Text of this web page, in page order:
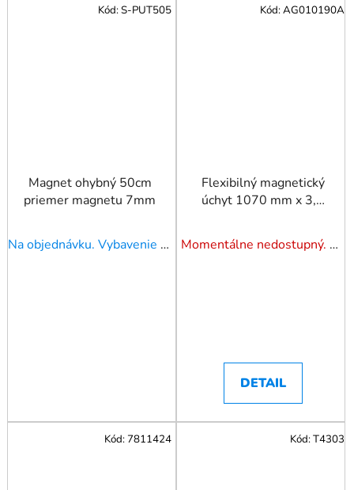
Magnet ohybný 50cm
priemer magnetu 7mm
Na objednávku. Vybavenie 7-10 prac. dní.
Kód:S-PUT505
Flexibilný magnetický
úchyt 1070 mm x 3,2
Momentálne nedostupný. Pozrite si naše varianty.
DETAIL
Kód:AG010190A
Kód: 7811424 Kód:T4303